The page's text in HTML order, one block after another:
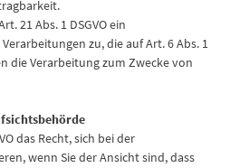
21 Abs. 1 DSGVO ein
zu, die auf Art. 6 Abs. 1
die Verarbeitung zum Zwecke von
das Recht, sich bei der
wenn Sie der Ansicht sind, dass